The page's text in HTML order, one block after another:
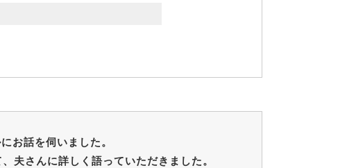
お話を伺いました。
夫さんに詳しく語っていただきました。